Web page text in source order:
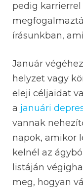
pedig
írásunkban,
Január
helyzet vagy
eleji céljaidat
a januári
vannak
napok, amikor
kelnél az
listáján
meg, hogyan